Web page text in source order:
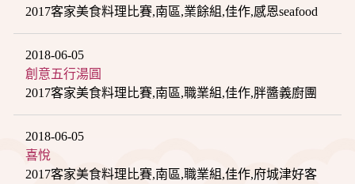
2017客家美食料理比賽,南區,業餘組,佳作,感恩seafood
2018-06-05
創意五行湯圓
2017客家美食料理比賽,南區,職業組,佳作,胖醬義廚團
2018-06-05
喜悅
2017客家美食料理比賽,南區,職業組,佳作,府城津好客